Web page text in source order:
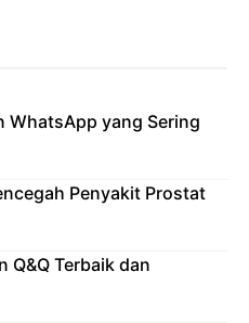
WhatsApp yang Sering
Penyakit Prostat
Q&Q Terbaik dan